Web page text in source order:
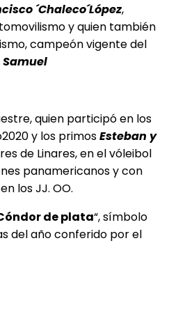
´Chaleco´López,
y quien también
campeón vigente del
Samuel
quien participó en los
y los primosEsteban y
de Linares, en el vóleibol
panamericanos y con
los JJ. OO.
de plata“, símbolo
del año conferido por el